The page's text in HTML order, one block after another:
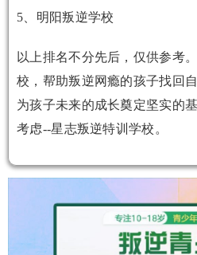
5、明阳叛逆学校
以上排名不分先后，仅供参考
校，帮助叛逆网瘾的孩子找回
为孩子未来的成长奠定坚实的
考虑--星志叛逆特训学校。